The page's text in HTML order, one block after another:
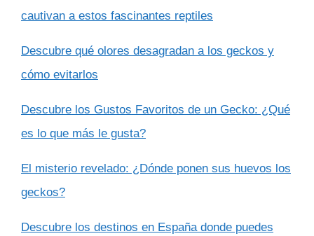
cautivan a estos fascinantes reptiles
Descubre qué olores desagradan a los geckos y
cómo evitarlos
Descubre los Gustos Favoritos de un Gecko: ¿Qué
es lo que más le gusta?
El misterio revelado: ¿Dónde ponen sus huevos los
geckos?
Descubre los destinos en España donde puedes